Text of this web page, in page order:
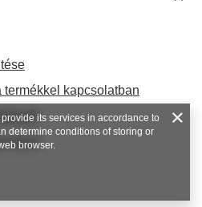
termékkel kapcsolatban
its services in accordance to
determine conditions of storing or
browser.